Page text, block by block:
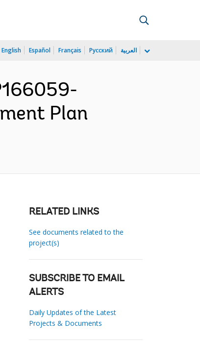
English Español Français Русский العربية
Plan
RELATED LINKS
See documents related to the
project(s)
SUBSCRIBE TO EMAIL
ALERTS
Daily Updates of the Latest
Projects & Documents